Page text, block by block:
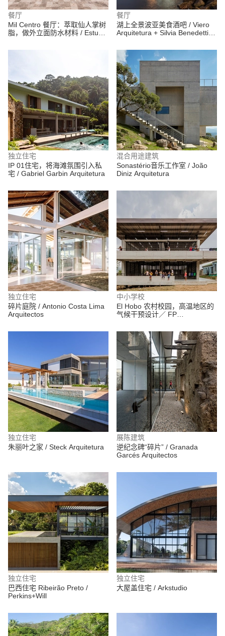
餐厅
Mil Centro 餐厅：萃取仙人掌树
脂，做外立面防水材料 / Estudio
餐厅
湖上全景波亚美食酒吧 / Viero
Arquitetura + Silvia Benedetti
独立住宅
IP 01住宅，将海滩氛围引入私
宅 / Gabriel Garbin Arquitetura
混合用途建筑
Sonastério音乐工作室 / João
Diniz Arquitetura
独立住宅
碎片庭院 / Antonio Costa Lima
Arquitectos
中小学校
El Hobo 农村校园，高温地区的
气候干预设计／ FP
独立住宅
朱丽叶之家 / Steck Arquitetura
展陈建筑
逆纪念碑“碎片” / Granada
Garcés Arquitectos
独立住宅
巴西住宅 Ribeirão Preto /
Perkins+Will
独立住宅
大屋盖住宅 / Arkstudio